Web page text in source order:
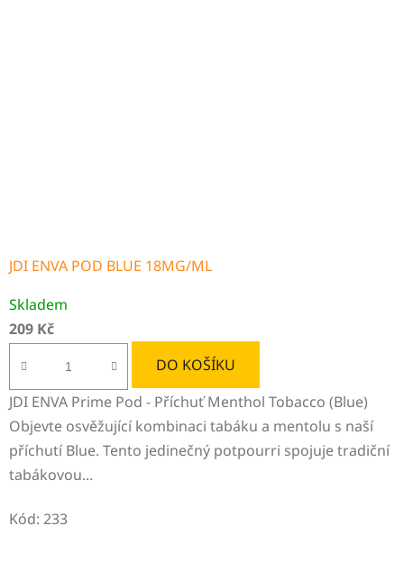
JDI ENVA POD BLUE 18MG/ML
Skladem
209 Kč
DO KOŠÍKU
JDI ENVA Prime Pod - Příchuť Menthol Tobacco (Blue)
Objevte osvěžující kombinaci tabáku a mentolu s naší
příchutí Blue. Tento jedinečný potpourri spojuje tradiční
tabákovou...
Kód: 233